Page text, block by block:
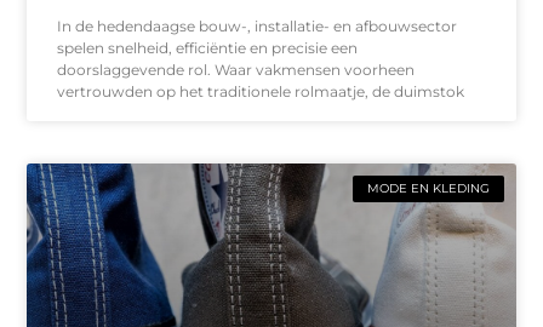
In de hedendaagse bouw-, installatie- en afbouwsector
spelen snelheid, efficiëntie en precisie een
doorslaggevende rol. Waar vakmensen voorheen
vertrouwden op het traditionele rolmaatje, de duimstok
MODE EN KLEDING